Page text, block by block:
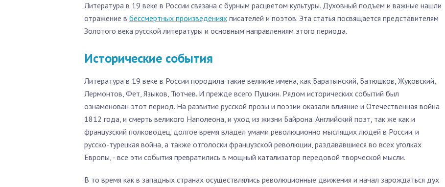
Литература в 19 веке в России связана с бурным расцветом культуры. Духовный подъем и важные нашли
отражение в бессмертных произведениях писателей и поэтов. Эта статья посвящается представителям
Золотого века русской литературы и основным направлениям этого периода.
Исторические события
Литература в 19 веке в России породила такие великие имена, как Баратынский, Батюшков, Жуковский,
Лермонтов, Фет, Языков, Тютчев. И прежде всего Пушкин. Рядом исторических событий был
ознаменован этот период. На развитие русской прозы и поэзии оказали влияние и Отечественная война
1812 года, и смерть великого Наполеона, и уход из жизни Байрона. Английский поэт, так же как и
французский полководец, долгое время владел умами революционно мыслящих людей в России. и
русско-турецкая война, а также отголоски французской революции, раздававшиеся во всех уголках
Европы, - все эти события превратились в мощный катализатор передовой творческой мысли.
В то время как в западных странах осуществлялись революционные движения и начал зарождаться дух